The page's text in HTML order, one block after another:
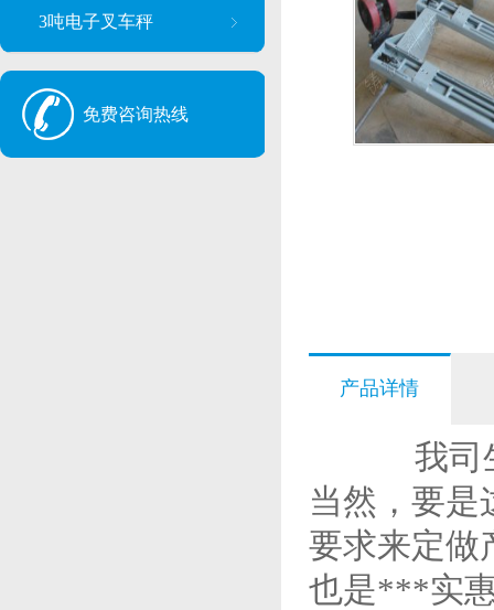
3吨电子叉车秤
免费咨询热线
产品详情
我司生
当然，要是
要求来定做
也是***实